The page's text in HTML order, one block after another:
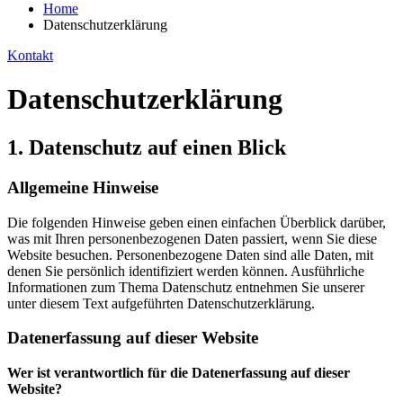
Home
Datenschutzerklärung
Kontakt
Datenschutz­erklärung
1. Datenschutz auf einen Blick
Allgemeine Hinweise
Die folgenden Hinweise geben einen einfachen Überblick darüber,
was mit Ihren personenbezogenen Daten passiert, wenn Sie diese
Website besuchen. Personenbezogene Daten sind alle Daten, mit
denen Sie persönlich identifiziert werden können. Ausführliche
Informationen zum Thema Datenschutz entnehmen Sie unserer
unter diesem Text aufgeführten Datenschutzerklärung.
Datenerfassung auf dieser Website
Wer ist verantwortlich für die Datenerfassung auf dieser
Website?